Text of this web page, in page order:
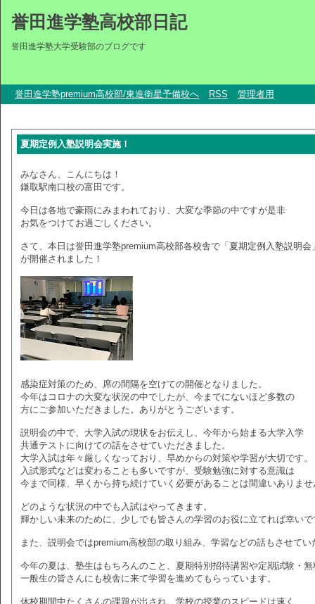
誉田進学塾高校部日記
誉田進学塾大学受験部のブログです
誉田進学塾premium高校部/東進衛星予備校へ RSS 管理者用
夏期定例入塾説明会実施！
みなさん、こんにちは！
鎌取駅南口校の富田です。
今日は各地で豪雨にみまわれており、大変な季節の中ですが是非
お気をつけてお過ごしください。
さて、本日は誉田進学塾premium高校部各校舎で「夏期定例入塾説明会
が開催されました！
感染症対策のため、席の間隔を空けての開催となりました。
今年はコロナの大変な状況の中でしたが、今までにないほど多数の
方にご参加いただきました。ありがとうございます。
説明会の中で、大学入試の現状をお伝えし、今年から始まる大学入学
共通テストに向けての話をさせていただきました。
大学入試は年々厳しくなっており、早めからの対策や学習が大切です。
入試形式などは変わることも多いですが、受験勉強に対する意識は
今まで同様、早くから持ち続けていく必要があることは間違いありませ
どのような状況の中でも入試はやってきます。
輝かしい未来のために、少しでも皆さんの学習のお役に立てれば幸いで
また、説明会ではpremium高校部の取り組み、学習などの話もさせてい
今年の夏は、塾生はもちろんのこと、夏期特別招待講習や定期試験・
一般生の皆さんにも校舎に来て学習を進めてもらっています。
休校期間中たくさんの課題が出され、学校の授業のスピードは速く